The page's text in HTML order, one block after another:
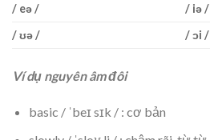
/ eə /
/ iə /
/ ʊə /
/ ɔi /
Ví dụ nguyên âm đôi
basic / ˈbeɪ sɪk / : cơ bản